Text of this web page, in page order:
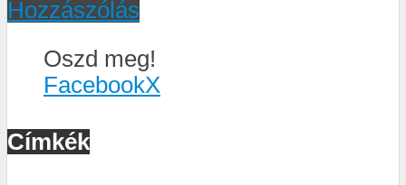
Hozzászólás
Oszd meg!
FacebookX
Címkék